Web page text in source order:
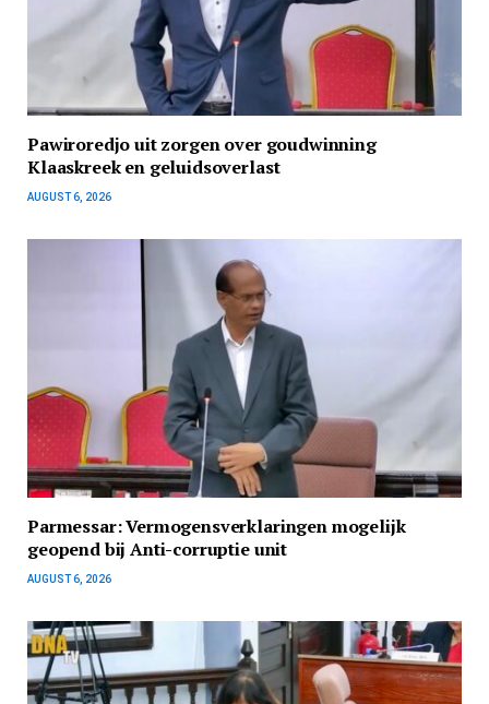
Pawiroredjo uit zorgen over goudwinning
Klaaskreek en geluidsoverlast
AUGUST 6, 2026
Parmessar: Vermogensverklaringen mogelijk
geopend bij Anti-corruptie unit
AUGUST 6, 2026